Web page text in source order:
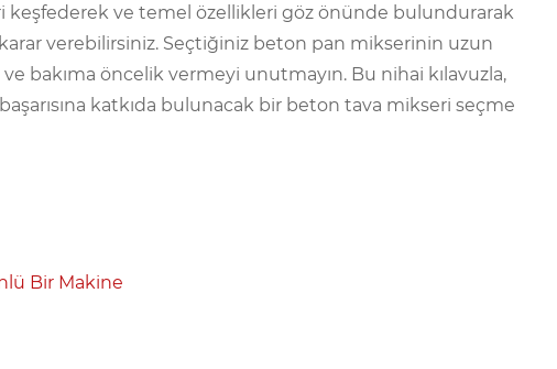
keşfederek ve temel özellikleri göz önünde bulundurarak
verebilirsiniz. Seçtiğiniz beton pan mikserinin uzun
bakıma öncelik vermeyi unutmayın. Bu nihai kılavuzla,
katkıda bulunacak bir beton tava mikseri seçme
Bir Makine